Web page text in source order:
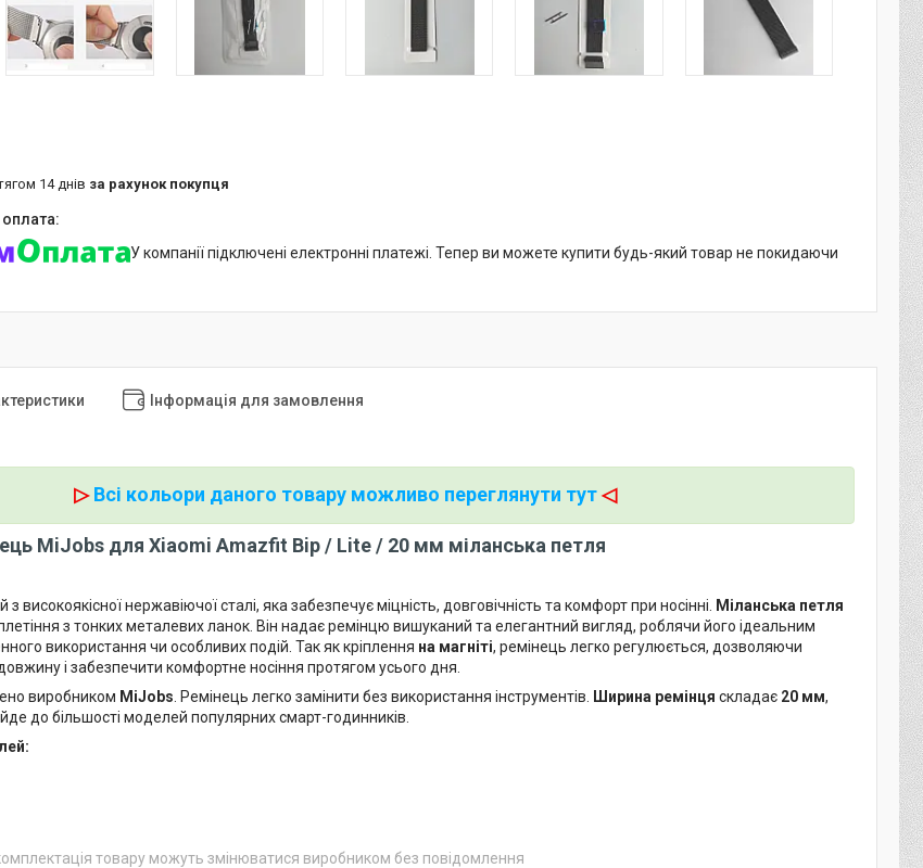
14 днів за рахунок покупця
У компанії підключені електронні платежі. Тепер ви можете купити будь-який товар не покидаючи
Інформація для замовлення
▷Всі кольори даного товару можливо переглянути тут◁
MiJobs для Xiaomi Amazfit Bip / Lite / 20 мм міланська петля
високоякісної нержавіючої сталі, яка забезпечує міцність, довговічність та комфорт при носінні.
Міланська петля
з тонких металевих ланок. Він надає ремінцю вишуканий та елегантний вигляд, роблячи його ідеальним
використання чи особливих подій. Так як кріплення на магніті, ремінець легко регулюється, дозволяючи
і забезпечити комфортне носіння протягом усього дня.
виробником MiJobs . Ремінець легко замінити без використання інструментів. Ширина ремінця складає 20 мм,
до більшості моделей популярних смарт-годинників.
товару можуть змінюватися виробником без повідомлення